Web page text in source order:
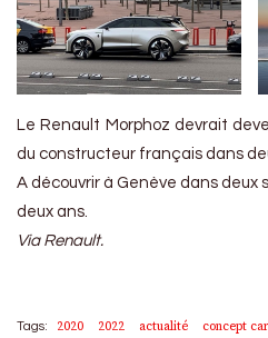
Le Renault Morphoz devrait
du constructeur français dans
A découvrir à Genève dans deux
deux ans.
Via Renault.
Tags: 2020 2022 actualité concept car